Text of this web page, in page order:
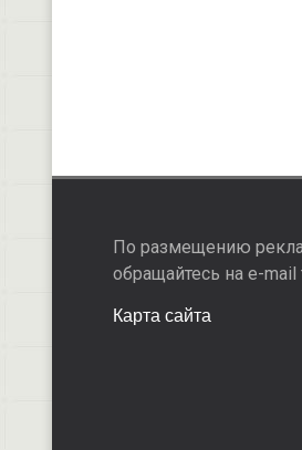
По размещению
обращайтесь на e-mail
Карта сайта